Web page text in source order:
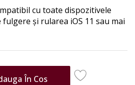
cu toate dispozitivele
și rularea iOS 11 sau mai
În Cos